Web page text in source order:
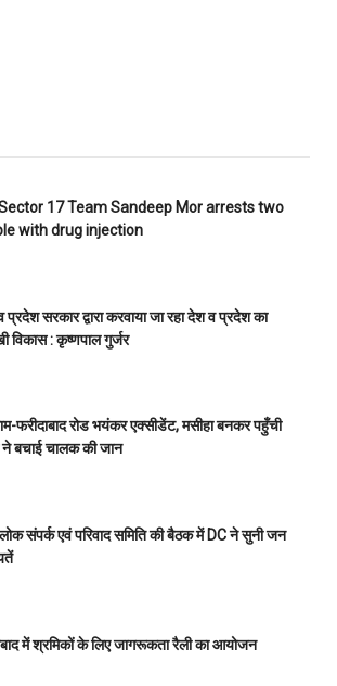
17 Team Sandeep Mor arrests two
with drug injection
सरकार द्वारा करवाया जा रहा देश व प्रदेश का
विकास : कृष्णपाल गुर्जर
फरीदाबाद रोड भयंकर एक्सीडेंट, मसीहा बनकर पहुँची
बचाई चालक की जान
संपर्क एवं परिवाद समिति की बैठक में DC ने सुनी जन
में श्रमिकों के लिए जागरूकता रैली का आयोजन